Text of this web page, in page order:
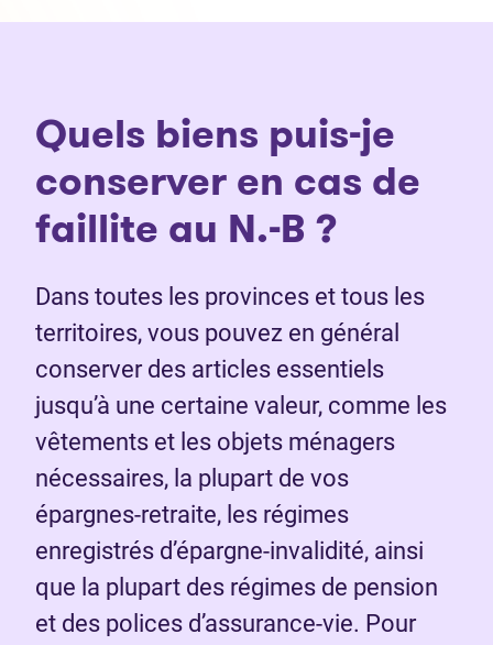
Quels biens puis-je
conserver en cas de
faillite au N.-B ?
Dans toutes les provinces et tous les
territoires, vous pouvez en général
conserver des articles essentiels
jusqu’à une certaine valeur, comme les
vêtements et les objets ménagers
nécessaires, la plupart de vos
épargnes-retraite, les régimes
enregistrés d’épargne-invalidité, ainsi
que la plupart des régimes de pension
et des polices d’assurance-vie. Pour